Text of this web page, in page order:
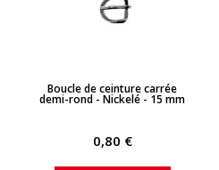
APERÇU RAPIDE
Boucle de ceinture carrée
demi-rond - Nickelé - 15 mm
0,80 €